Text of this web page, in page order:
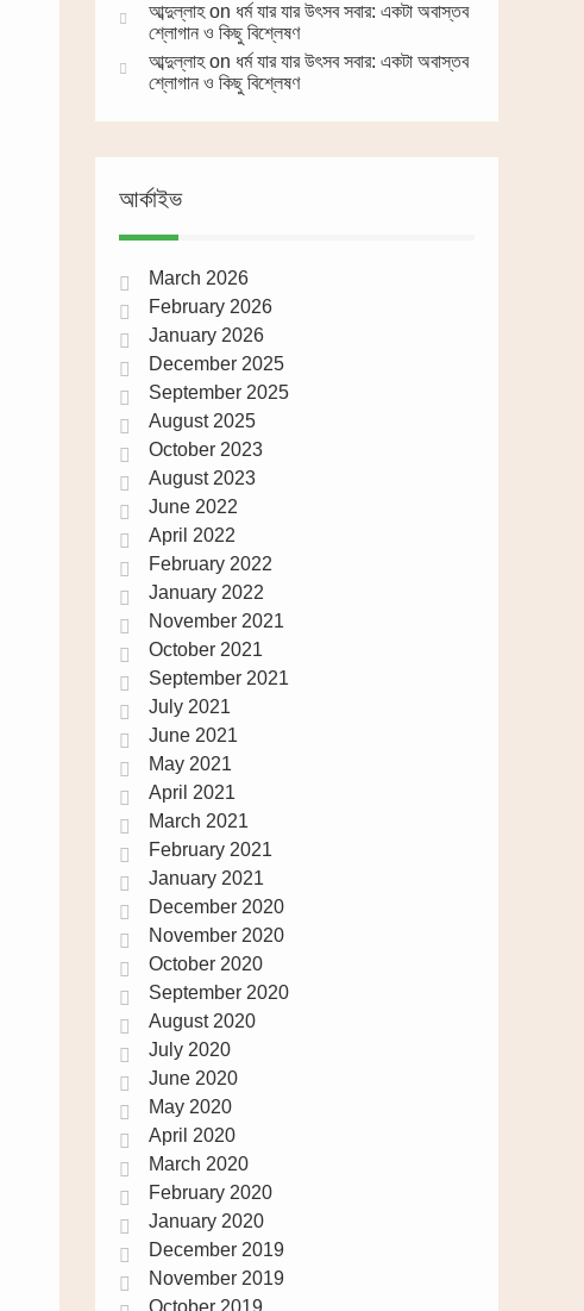
আব্দুল্লাহon ধর্ম যার যার উৎসব সবার: একটা অবাস্তব
শ্লোগান ও কিছু বিশ্লেষণ
আব্দুল্লাহon ধর্ম যার যার উৎসব সবার: একটা অবাস্তব
শ্লোগান ও কিছু বিশ্লেষণ
আর্কাইভ
March 2026
February 2026
January 2026
December 2025
September 2025
August 2025
October 2023
August 2023
June 2022
April 2022
February 2022
January 2022
November 2021
October 2021
September 2021
July 2021
June 2021
May 2021
April 2021
March 2021
February 2021
January 2021
December 2020
November 2020
October 2020
September 2020
August 2020
July 2020
June 2020
May 2020
April 2020
March 2020
February 2020
January 2020
December 2019
November 2019